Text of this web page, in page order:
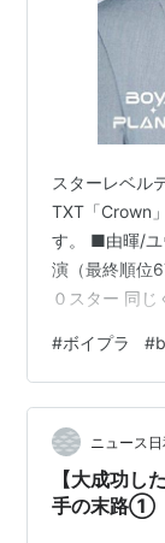
スターレベル
TXT「Crown
す。 ■由暉/ユ
演（最終順位
０スター 同じ
したがオウス
備不足も何も
すごいからこ
#ボイプラ #
ニュース日
【大成功し
手の末路①